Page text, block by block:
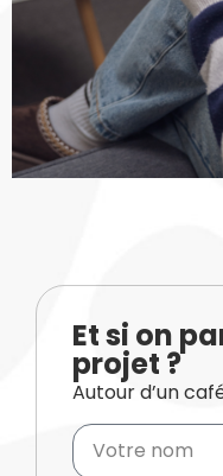
Et si on
projet ?
Autour d’un